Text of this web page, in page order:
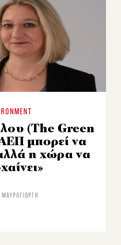
(The Green
μπορεί να
η χώρα να